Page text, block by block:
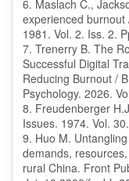
6. Maslach C.,
experienced burnout
1981. Vol. 2. Iss. 2.
7. Trenerry B. The
Successful Digital
Reducing Burnout /
Psychology. 2026.
8. Freudenberger
Issues. 1974. Vol.
9. Huo M.
demands,
rural China. Front